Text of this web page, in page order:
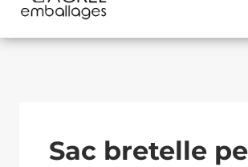
Sac bretelle